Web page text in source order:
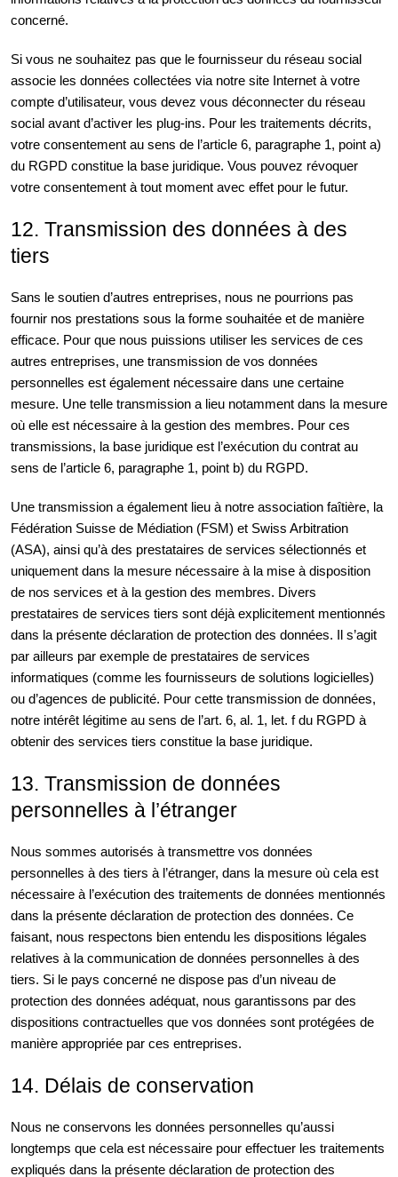
concerné.
Si vous ne souhaitez pas que le fournisseur du réseau social
associe les données collectées via notre site Internet à votre
compte d’utilisateur, vous devez vous déconnecter du réseau
social avant d’activer les plug-ins. Pour les traitements décrits,
votre consentement au sens de l’article 6, paragraphe 1, point a)
du RGPD constitue la base juridique. Vous pouvez révoquer
votre consentement à tout moment avec effet pour le futur.
12. Transmission des données à des
tiers
Sans le soutien d’autres entreprises, nous ne pourrions pas
fournir nos prestations sous la forme souhaitée et de manière
efficace. Pour que nous puissions utiliser les services de ces
autres entreprises, une transmission de vos données
personnelles est également nécessaire dans une certaine
mesure. Une telle transmission a lieu notamment dans la mesure
où elle est nécessaire à la gestion des membres. Pour ces
transmissions, la base juridique est l’exécution du contrat au
sens de l’article 6, paragraphe 1, point b) du RGPD.
Une transmission a également lieu à notre association faîtière, la
Fédération Suisse de Médiation (FSM) et Swiss Arbitration
(ASA), ainsi qu’à des prestataires de services sélectionnés et
uniquement dans la mesure nécessaire à la mise à disposition
de nos services et à la gestion des membres. Divers
prestataires de services tiers sont déjà explicitement mentionnés
dans la présente déclaration de protection des données. Il s’agit
par ailleurs par exemple de prestataires de services
informatiques (comme les fournisseurs de solutions logicielles)
ou d’agences de publicité. Pour cette transmission de données,
notre intérêt légitime au sens de l’art. 6, al. 1, let. f du RGPD à
obtenir des services tiers constitue la base juridique.
13. Transmission de données
personnelles à l’étranger
Nous sommes autorisés à transmettre vos données
personnelles à des tiers à l’étranger, dans la mesure où cela est
nécessaire à l’exécution des traitements de données mentionnés
dans la présente déclaration de protection des données. Ce
faisant, nous respectons bien entendu les dispositions légales
relatives à la communication de données personnelles à des
tiers. Si le pays concerné ne dispose pas d’un niveau de
protection des données adéquat, nous garantissons par des
dispositions contractuelles que vos données sont protégées de
manière appropriée par ces entreprises.
14. Délais de conservation
Nous ne conservons les données personnelles qu’aussi
longtemps que cela est nécessaire pour effectuer les traitements
expliqués dans la présente déclaration de protection des